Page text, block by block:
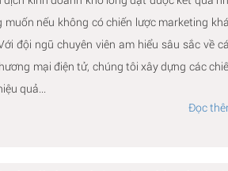
muốn nếu không có chiến lược marketing
đội ngũ chuyên viên am hiểu sâu sắc về
mại điện tử, chúng tôi xây dựng các
quả...
Đọc